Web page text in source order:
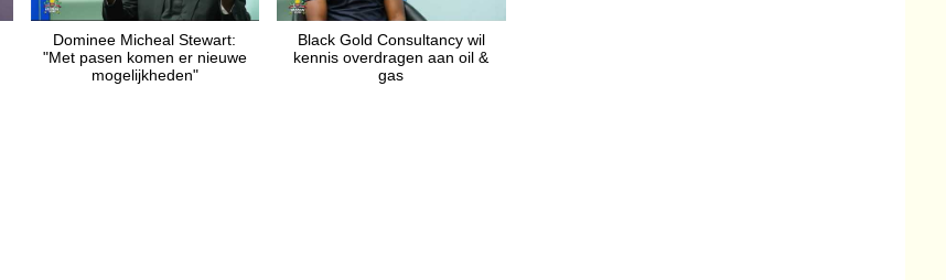
Dominee Micheal Stewart:
"Met pasen komen er nieuwe
mogelijkheden"
Black Gold Consultancy wil
kennis overdragen aan oil &
gas